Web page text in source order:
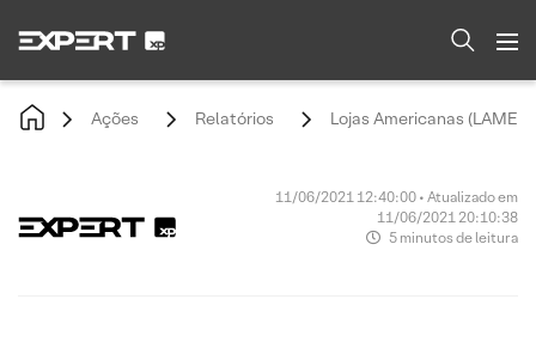
Ações Relatórios Lojas Americanas
11/06/2021 12:40:00 • Atualizado em
11/06/2021 20:10:38
5 minutos de leitura